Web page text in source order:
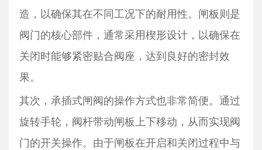
造，以确保其在不同工况下的耐用性。闸板则是
阀门的核心部件，通常采用楔形设计，以确保在
关闭时能够紧密贴合阀座，达到良好的密封效
果。
其次，承插式闸阀的操作方式也非常简便。通过
旋转手轮，阀杆带动闸板上下移动，从而实现阀
门的开关操作。由于闸板在开启和关闭过程中与